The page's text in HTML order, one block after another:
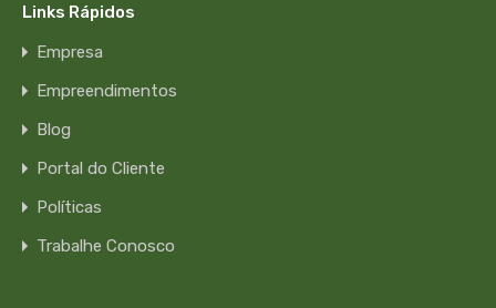
Links Rápidos
Empresa
Empreendimentos
Blog
Portal do Cliente
Políticas
Trabalhe Conosco